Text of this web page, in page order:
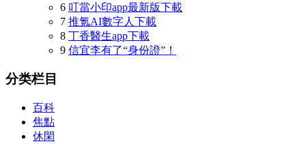
6 叮當小印app最新版下載
7 推氪AI數字人下載
8 丁香醫生app下載
9 信宜李有了“身份證”！
分类栏目
百科
焦點
休閑